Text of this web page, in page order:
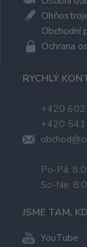
Obchodní
Ochrana
RYCHLÝ
+420
+420
Po-Pá:
So-Ne:
JSME TAM,
YouTube